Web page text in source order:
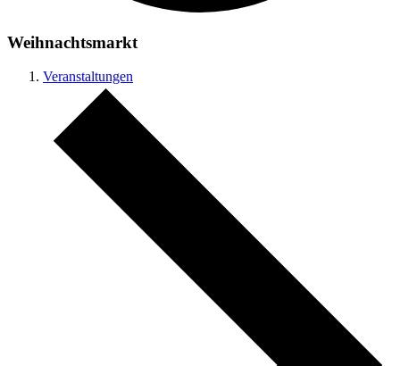
Weihnachtsmarkt
Veranstaltungen